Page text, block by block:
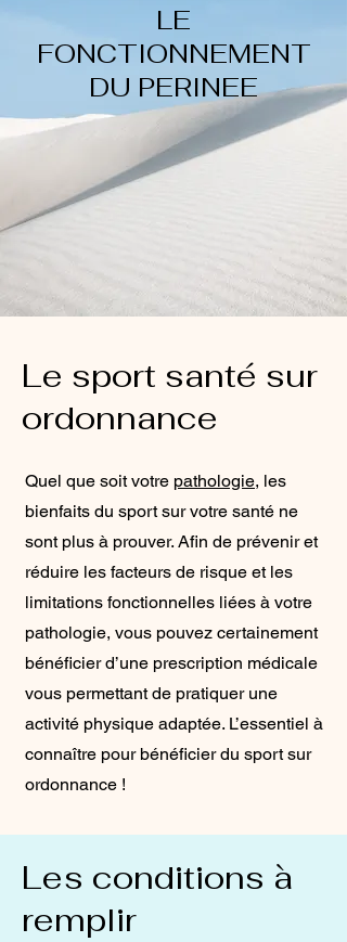
LE
FONCTIONNEMENT
DU PERINEE
Le sport santé sur
ordonnance
Quel que soit votre pathologie, les
bienfaits du sport sur votre santé ne
sont plus à prouver. Afin de prévenir et
réduire les facteurs de risque et les
limitations fonctionnelles liées à votre
pathologie, vous pouvez certainement
bénéficier d’une prescription médicale
vous permettant de pratiquer une
activité physique adaptée. L’essentiel à
connaître pour bénéficier du sport sur
ordonnance !
Les conditions à
remplir